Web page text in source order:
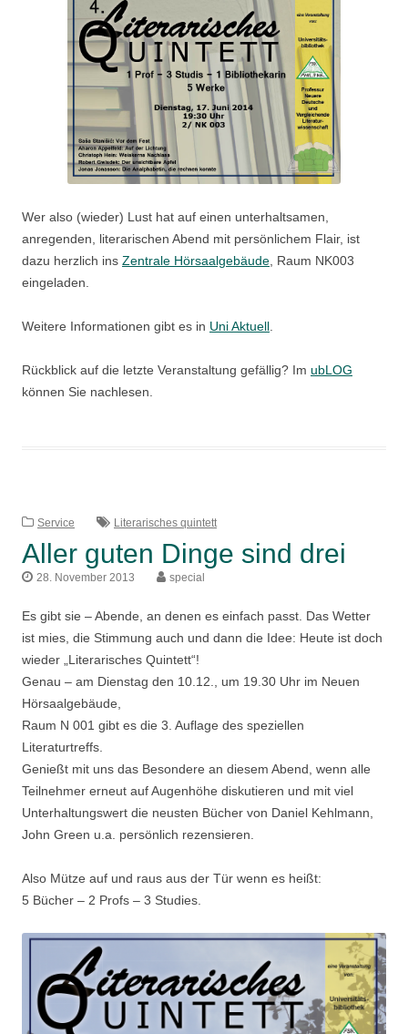
Wer also (wieder) Lust hat auf einen unterhaltsamen,
anregenden, literarischen Abend mit persönlichem Flair, ist
dazu herzlich ins Zentrale Hörsaalgebäude, Raum NK003
eingeladen.
Weitere Informationen gibt es in Uni Aktuell.
Rückblick auf die letzte Veranstaltung gefällig? Im ubLOG
können Sie nachlesen.
Service Literarisches quintett
Aller guten Dinge sind drei
28. November 2013 special
Es gibt sie – Abende, an denen es einfach passt. Das Wetter
ist mies, die Stimmung auch und dann die Idee: Heute ist doch
wieder „Literarisches Quintett“!
Genau – am Dienstag den 10.12., um 19.30 Uhr im Neuen
Hörsaalgebäude,
Raum N 001 gibt es die 3. Auflage des speziellen
Literaturtreffs.
Genießt mit uns das Besondere an diesem Abend, wenn alle
Teilnehmer erneut auf Augenhöhe diskutieren und mit viel
Unterhaltungswert die neusten Bücher von Daniel Kehlmann,
John Green u.a. persönlich rezensieren.
Also Mütze auf und raus aus der Tür wenn es heißt:
5 Bücher – 2 Profs – 3 Studies.